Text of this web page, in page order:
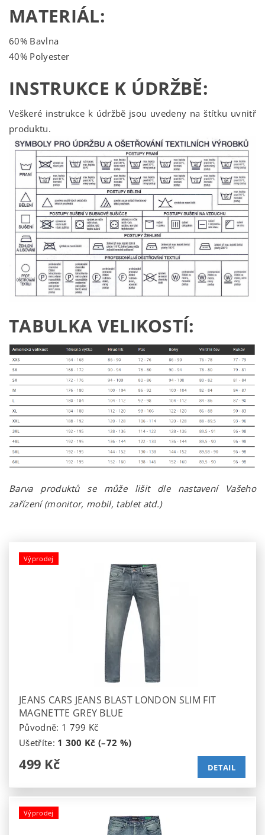
MATERIÁL:
60% Bavlna
40% Polyester
INSTRUKCE K ÚDRŽBĚ:
Veškeré instrukce k údržbě jsou uvedeny na štítku uvnitř
produktu.
TABULKA VELIKOSTÍ:
Barva produktů se může lišit dle nastavení Vašeho
zařízení (monitor, mobil, tablet atd.)
Výprodej
JEANS CARS JEANS BLAST LONDON SLIM FIT
MAGNETTE GREY BLUE
Původně: 1 799 Kč
Ušetříte: 1 300 Kč (–72 %)
499 Kč DETAIL
Výprodej